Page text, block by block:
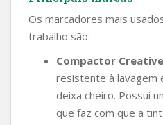
Os marcadores mais
trabalho são:
Compactor
resistente à lavagem
deixa cheiro. Possui
que faz com que a